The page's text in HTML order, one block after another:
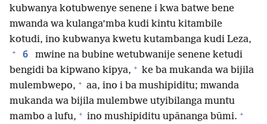
kubwanya kotubwenye senene i kwa batwe bene
mwanda wa kulanga’mba kudi kintu kitambile
kotudi, ino kubwanya kwetu kutambanga kudi Leza,
+ 6
mwine na bubine wetubwanije senene ketudi
bengidi ba kipwano kipya, + ke ba mukanda wa bijila
mulembwepo, + aa, ino i ba mushipiditu; mwanda
mukanda wa bijila mulembwe utyibilanga muntu
mambo a lufu, + ino mushipiditu upānanga būmi. +